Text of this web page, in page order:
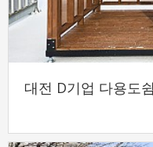
대전 D기업 다용도